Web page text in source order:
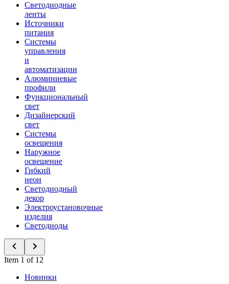
Светодиодные
ленты
Источники
питания
Системы
управления
и
автоматизации
Алюминиевые
профили
Функциональный
свет
Дизайнерский
свет
Системы
освещения
Наружное
освещение
Гибкий
неон
Светодиодный
декор
Электроустановочные
изделия
Светодиоды
Item 1 of 12
Новинки